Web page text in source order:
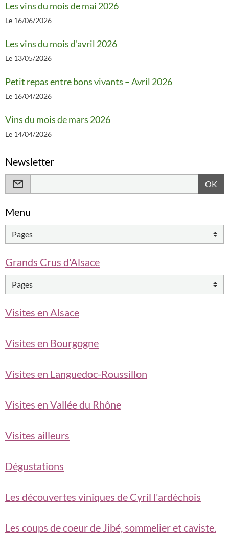
Les vins du mois de mai 2026
Le 16/06/2026
Les vins du mois d'avril 2026
Le 13/05/2026
Petit repas entre bons vivants – Avril 2026
Le 16/04/2026
Vins du mois de mars 2026
Le 14/04/2026
Newsletter
OK
Menu
Grands Crus d'Alsace
Visites en Alsace
Visites en Bourgogne
Visites en Languedoc-Roussillon
Visites en Vallée du Rhône
Visites ailleurs
Dégustations
Les découvertes viniques de Cyril l'ardèchois
Les coups de coeur de Jibé, sommelier et caviste.